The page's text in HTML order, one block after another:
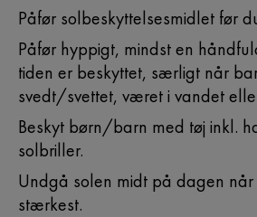
Påfør solbeskyttelsesmidlet før
Påfør hyppigt, mindst en
tiden er beskyttet, særligt når
svedt/svettet, været i vandet
Beskyt børn/barn med tøj inkl.
solbriller.
Undgå solen midt på dagen
stærkest.